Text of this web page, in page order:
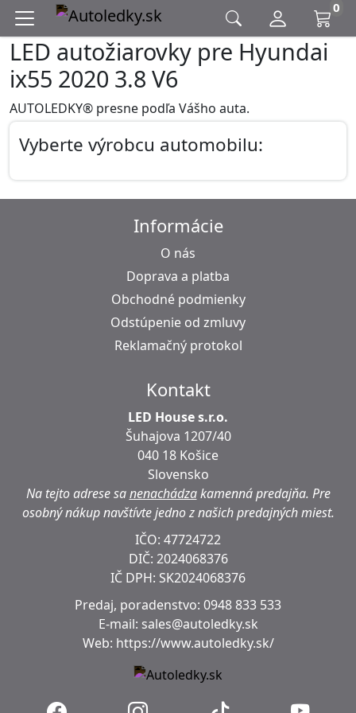
0
LED autožiarovky pre Hyundai
ix55 2020 3.8 V6
AUTOLEDKY® presne podľa Vášho auta.
Vyberte výrobcu automobilu:
Informácie
O nás
Doprava a platba
Obchodné podmienky
Odstúpenie od zmluvy
Reklamačný protokol
Kontakt
LED House s.r.o.
Šuhajova 1207/40
040 18 Košice
Slovensko
Na tejto adrese sanenachádzakamenná predajňa. Pre
osobný nákup navštívte jedno z našich predajných miest.
IČO: 47724722
DIČ: 2024068376
IČ DPH: SK2024068376
Predaj, poradenstvo: 0948 833 533
E-mail: sales@autoledky.sk
Web: https://www.autoledky.sk/